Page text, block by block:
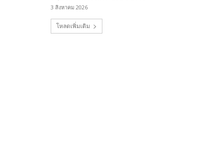
3 สิงหาคม 2026
โหลดเพิ่มเติม